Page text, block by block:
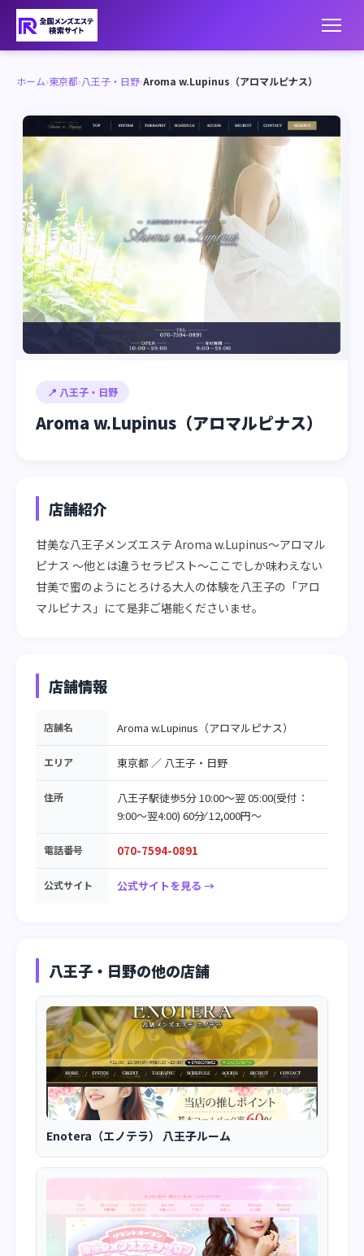
ホーム›東京都›八王子・日野›Aroma w.Lupinus（アロマルピナス）
📍 八王子・日野
Aroma w.Lupinus（アロマルピナス）
店舗紹介
甘美な八王子メンズエステ Aroma w.Lupinus〜アロマル
ピナス 〜他とは違うセラピスト〜ここでしか味わえない
甘美で蜜のようにとろける大人の体験を八王子の「アロ
マルピナス」にて是非ご堪能くださいませ。
店舗情報
店舗名 Aroma w.Lupinus（アロマルピナス）
エリア 東京都 ／ 八王子・日野
住所
八王子駅徒歩5分 10:00～翌 05:00(受付：
9:00～翌4:00) 60分⁄ 12,000円～
電話番号 070-7594-0891
公式サイト 公式サイトを見る →
八王子・日野の他の店舗
Enotera（エノテラ） 八王子ルーム